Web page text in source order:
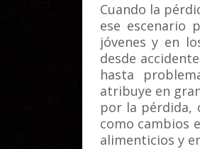
Cuando la
ese escenario
jóvenes y en
desde
hasta
atribuye en
por la pérdida,
como cambios
alimenticios y